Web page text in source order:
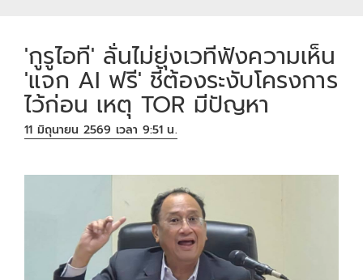
'กูรูไอที' ลั่นไม่ยุ่งเวทีฟังความเห็น
'แจก AI ฟรี' ชี้ต้องระงับโครงการ
ไว้ก่อน เหตุ TOR มีปัญหา
11 มิถุนายน 2569 เวลา 9:51 น.